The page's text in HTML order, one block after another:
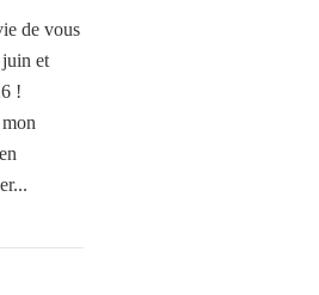
de vous
et
!